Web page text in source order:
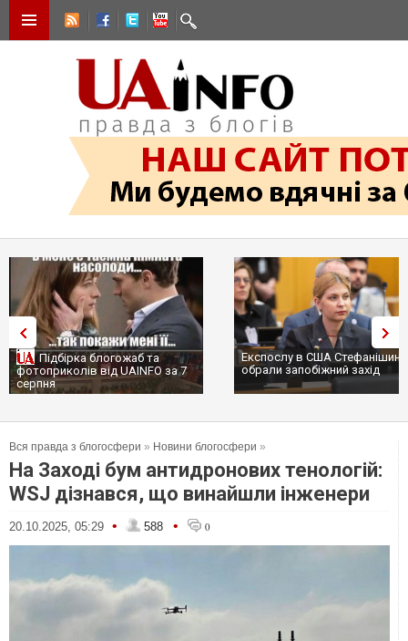
Підбірка блогожаб та
фотоприколів від UAINFO за 7
серпня
Експослу в США
обрали запобіжний захід
Вся правда з блогосфери » Новини блогосфери »
На Заході бум антидронових тенологій:
WSJ дізнався, що винайшли інженери
20.10.2025, 05:29 • 588 • 0